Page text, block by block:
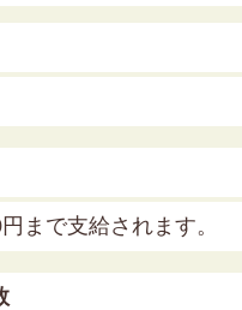
まで支給されます。